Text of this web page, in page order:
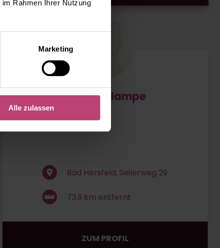
Rahmen Ihrer Nutzung
Marketing
Alle zulassen
Werner Hampe
Bad Hersfeld, Seilerweg 29
73,9 km entfernt
ZUM PROFIL